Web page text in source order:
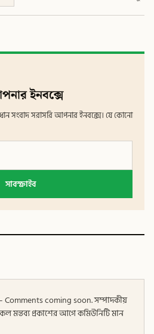
ইনবক্সে
সংবাদ সরাসরি আপনার ইনবক্সে। যে কোনো
সাবস্ক্রাইব
— Comments coming soon. সম্পাদকীয়
মন্তব্য প্রকাশের আগে কমিউনিটি মান